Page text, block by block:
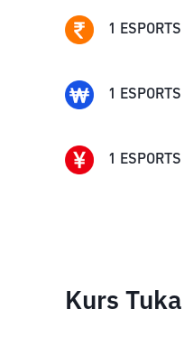
1 ESPORTS
1 ESPORTS
1 ESPORTS
Kurs